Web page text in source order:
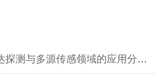
与多源传感领域的应用分论坛成功举办